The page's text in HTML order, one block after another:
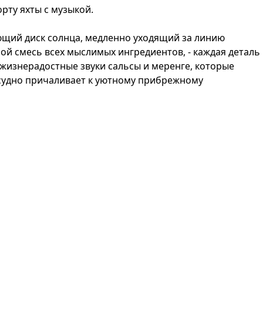
яхты с музыкой.
диск солнца, медленно уходящий за линию
смесь всех мыслимых ингредиентов, - каждая деталь
звуки сальсы и меренге, которые
причаливает к уютному прибрежному